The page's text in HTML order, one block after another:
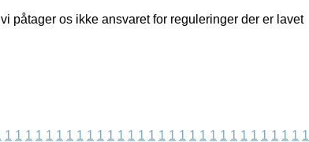
påtager os ikke ansvaret for reguleringer der er lavet
1 1 1 1 1 1 1 1 1 1 1 1 1 1 1 1 1 1 1 1 1 1 1 1 1 1 1 1 1 1